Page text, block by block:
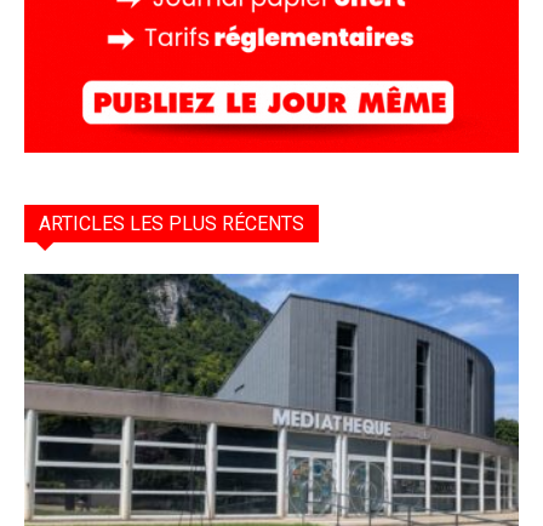
ARTICLES LES PLUS RÉCENTS